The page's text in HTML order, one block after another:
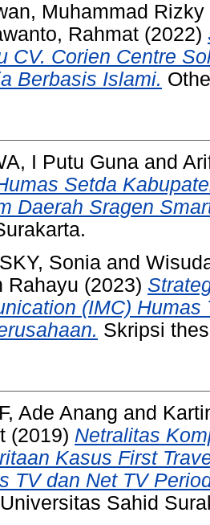
Muhammad Rizky
Rahmat (2022)
CV. Corien Centre
Berbasis Islami.
I Putu Guna and
Setda
Daerah Sragen
Sonia and
Rahayu (2023)
(IMC)
Skripsi
Ade Anang and
(2019) Netralitas
Kasus First
TV dan Net TV
Sahid